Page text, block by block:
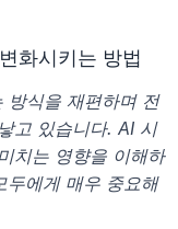
화시키는 방법
방식을 재편하며 전
고 있습니다. AI 시
치는 영향을 이해하
두에게 매우 중요해